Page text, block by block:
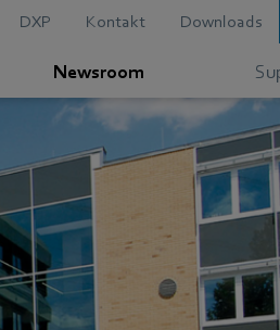
DXP Kontakt Downloads
Newsroom